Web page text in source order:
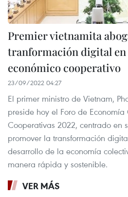
Premier vietnamita
tranformación digital
económico cooperativo
23/09/2022 04:27
El primer ministro de Vietnam,
preside hoy el Foro de
Cooperativas 2022, centrado en
promover la transformación
desarrollo de la economía
manera rápida y sostenible.
VER MÁS